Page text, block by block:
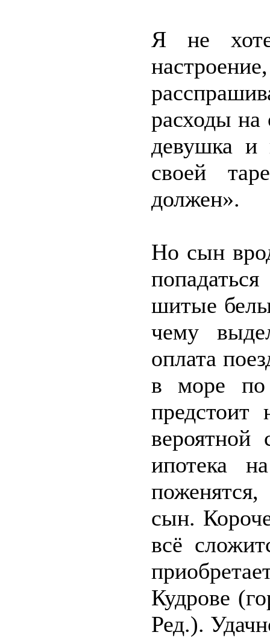
Я не
расходы на
девушка и
своей
должен».
Но сын
шитые
чему
оплата
в море
предстоит
ипотека
сын.
всё
Кудрове
Ред.).